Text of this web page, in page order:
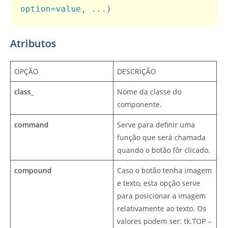
option=value, ...)
Atributos
OPÇÃO DESCRIÇÃO
class_
Nome da classe do
componente.
command
Serve para definir uma
função que será chamada
quando o botão fôr clicado.
compound
Caso o botão tenha imagem
e texto, esta opção serve
para posicionar a imagem
relativamente ao texto. Os
valores podem ser: tk.TOP –